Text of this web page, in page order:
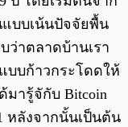
บบเน้นปัจจัยพื้น
ว่าตลาดบ้านเรา
บบก้าวกระโดดให้
มารู้จักับ Bitcoin
หลังจากนั้นเป็นต้น